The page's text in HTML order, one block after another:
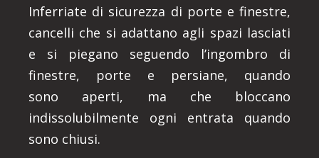
Inferriate di sicurezza di porte e finestre,
cancelli che si adattano agli spazi lasciati
e si piegano seguendo l’ingombro di
finestre, porte e persiane, quando
sono aperti, ma che bloccano
indissolubilmente ogni entrata quando
sono chiusi.